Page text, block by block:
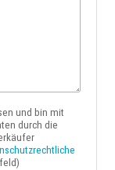
und bin mit
durch die